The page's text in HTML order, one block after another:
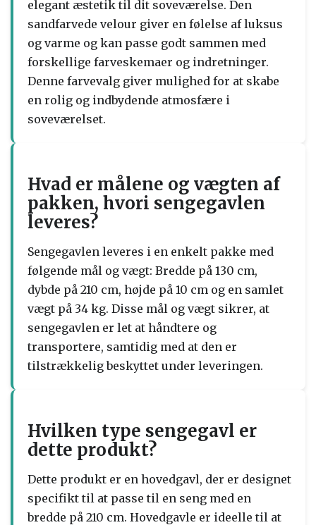
elegant æstetik til dit soveværelse. Den
sandfarvede velour giver en følelse af luksus
og varme og kan passe godt sammen med
forskellige farveskemaer og indretninger.
Denne farvevalg giver mulighed for at skabe
en rolig og indbydende atmosfære i
soveværelset.
Hvad er målene og vægten af
pakken, hvori sengegavlen
leveres?
Sengegavlen leveres i en enkelt pakke med
følgende mål og vægt: Bredde på 130 cm,
dybde på 210 cm, højde på 10 cm og en samlet
vægt på 34 kg. Disse mål og vægt sikrer, at
sengegavlen er let at håndtere og
transportere, samtidig med at den er
tilstrækkelig beskyttet under leveringen.
Hvilken type sengegavl er
dette produkt?
Dette produkt er en hovedgavl, der er designet
specifikt til at passe til en seng med en
bredde på 210 cm. Hovedgavle er ideelle til at